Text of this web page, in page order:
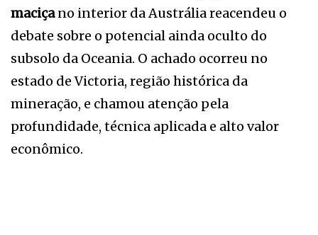
maciçano interior da Austrália reacendeu o
debate sobre o potencial ainda oculto do
subsolo da Oceania. O achado ocorreu no
estado de Victoria, região histórica da
mineração, e chamou atenção pela
profundidade, técnica aplicada e alto valor
econômico.